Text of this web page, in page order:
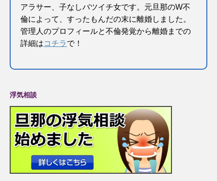
アラサー、子なしバツイチ女です。元旦那のW不
倫によって、すったもんだの末に離婚しました。
管理人のプロフィールと不倫発覚から離婚までの
詳細はコチラで！
浮気相談